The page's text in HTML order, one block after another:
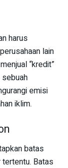
harus
lain
“kredit”
sebuah
emisi
iklim.
batas
Batas